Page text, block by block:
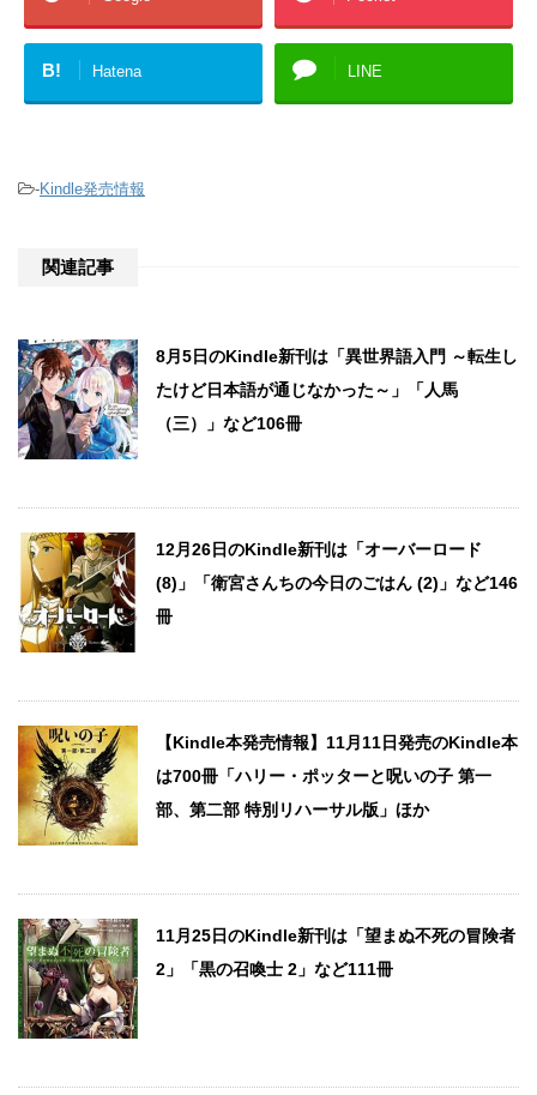
B! Hatena LINE
-Kindle発売情報
関連記事
8月5日のKindle新刊は「異世界語入門 ～転生し
たけど日本語が通じなかった～」「人馬
（三）」など106冊
12月26日のKindle新刊は「オーバーロード
(8)」「衛宮さんちの今日のごはん (2)」など146
冊
【Kindle本発売情報】11月11日発売のKindle本
は700冊「ハリー・ポッターと呪いの子 第一
部、第二部 特別リハーサル版」ほか
11月25日のKindle新刊は「望まぬ不死の冒険者
2」「黒の召喚士 2」など111冊